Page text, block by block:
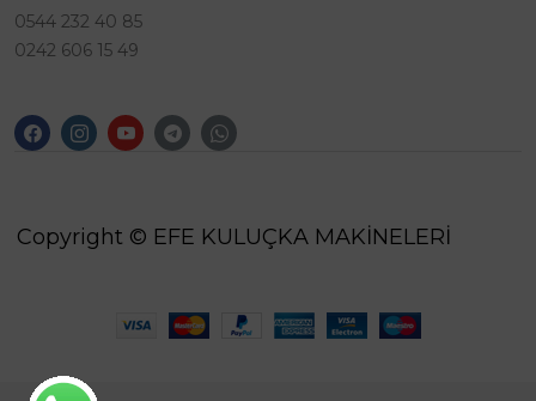
0544 232 40 85
0242 606 15 49
Copyright © EFE KULUÇKA MAKİNELERİ